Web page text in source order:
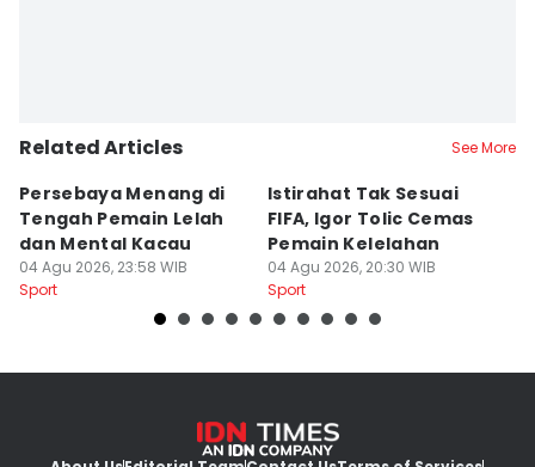
Related Articles See More
Persebaya Menang di
Tengah Pemain Lelah
dan Mental Kacau
04 Agu 2026, 23:58 WIB
Sport
Istirahat Tak Sesuai
FIFA, Igor Tolic Cemas
Pemain Kelelahan
04 Agu 2026, 20:30 WIB
Sport